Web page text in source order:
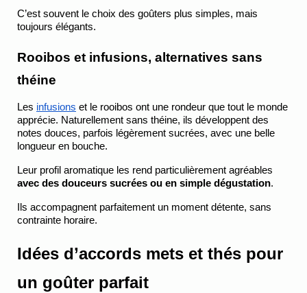
C’est souvent le choix des goûters plus simples, mais
toujours élégants.
Rooibos et infusions, alternatives sans
théine
Les infusions et le rooibos ont une rondeur que tout le monde
apprécie. Naturellement sans théine, ils développent des
notes douces, parfois légèrement sucrées, avec une belle
longueur en bouche.
avec des douceurs sucrées ou en simple dégustation.
Ils accompagnent parfaitement un moment détente, sans
contrainte horaire.
Idées d’accords mets et thés pour
un goûter parfait